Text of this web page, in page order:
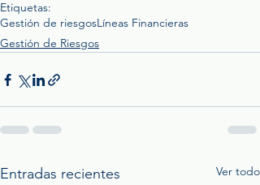
Etiquetas:
Gestión de riesgosLíneas Financieras
Gestión de Riesgos
Entradas recientes Ver todo